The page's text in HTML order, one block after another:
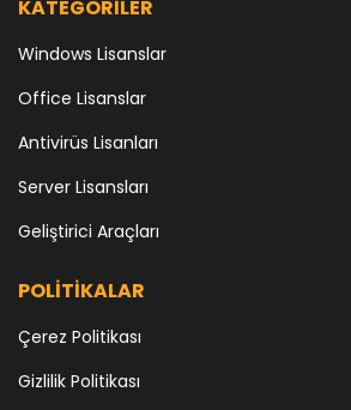
KATEGORİLER
Windows Lisanslar
Office Lisanslar
Antivirüs Lisanları
Server Lisansları
Geliştirici Araçları
POLİTİKALAR
Çerez Politikası
Gizlilik Politikası